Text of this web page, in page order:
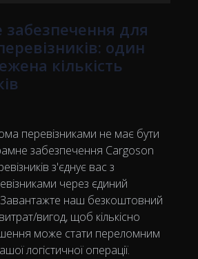
для
один
кількість
перевізниками не має бути
забезпечення Cargoson
з'єднує вас з
через єдиний
наш безкоштовний
вигод, щоб кількісно
може стати переломним
логістичної операції.